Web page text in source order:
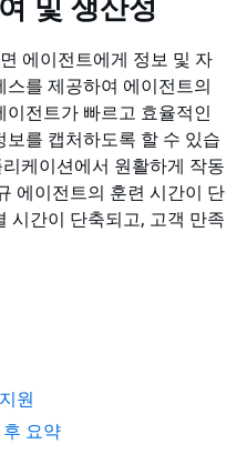
및 생산성
에이전트에게 정보 및 자
를 제공하여 에이전트의
전트가 빠르고 효율적인
를 캡처하도록 할 수 있습
케이션에서 원활하게 작동
에이전트의 훈련 시간이 단
시간이 단축되고, 고객 만족
원
요약